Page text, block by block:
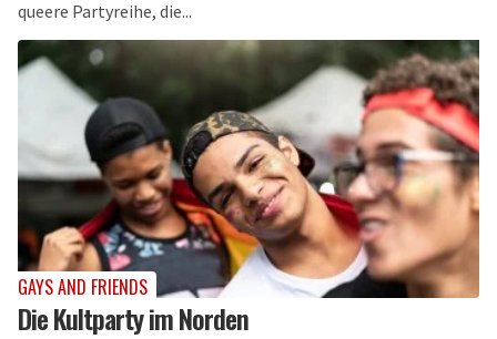
queere Partyreihe, die...
GAYS AND FRIENDS
Die Kultparty im Norden